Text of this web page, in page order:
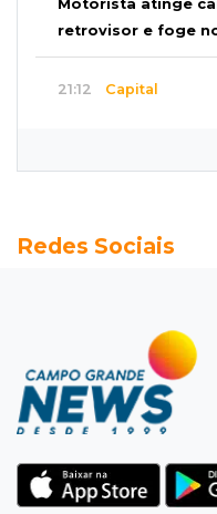
Motorista atinge
retrovisor e foge
21:12 Capital
Ventania adia
Veja as dezenas
Lotomania, Quina
Fiscalização
ligada a
Redes Sociais